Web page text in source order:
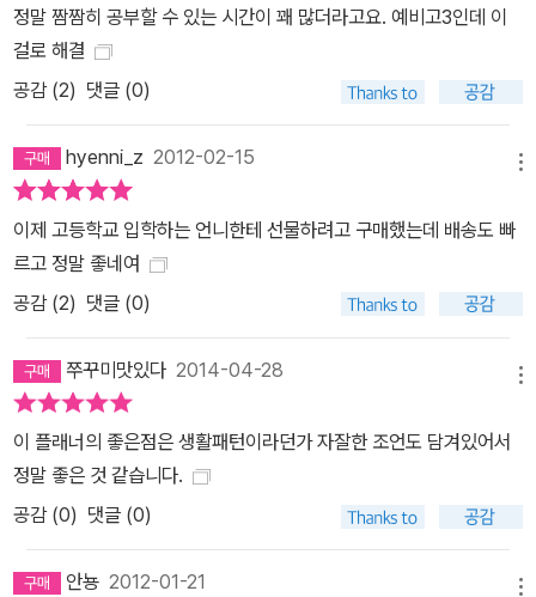
요하다. ▶ 하루공부법 사전, 계획부터 실천까지, 공부의 모든 것 총망
라 공부법에 관하여 궁금한 점이 있는데, 해결해줄 사람이 옆에 없다
면 답답할 것이다. 『박철범 스터디플래너』는 30만 독자의 공부 멘토
루공부법1,2』을 종합.요약하여 사전의 형식으로 구성해 수록했다. 공
부법 사전을 보면서 독자들은 자신에게 필요한 부분만 골라서 읽을
수 있으며, 궁금증에 답답해진 마음을 없애기 위해 괜히 바람을 쐬려
나갔던 소중한 시간을 절약할 수 있을 것이다.
정말 짬짬히 공부할 수 있는 시간이 꽤 많더라고요. 예비고3인데 이
걸로 해결
공감 (2) 댓글 (0)
hyenni_z 2012-02-15
이제 고등학교 입학하는 언니한테 선물하려고 구매했는데 배송도 빠
르고 정말 좋네여
공감 (2) 댓글 (0)
쭈꾸미맛있다 2014-04-28
이 플래너의 좋은점은 생활패턴이라던가 자잘한 조언도 담겨있어서
정말 좋은 것 같습니다.
공감 (0) 댓글 (0)
안뇽 2012-01-21